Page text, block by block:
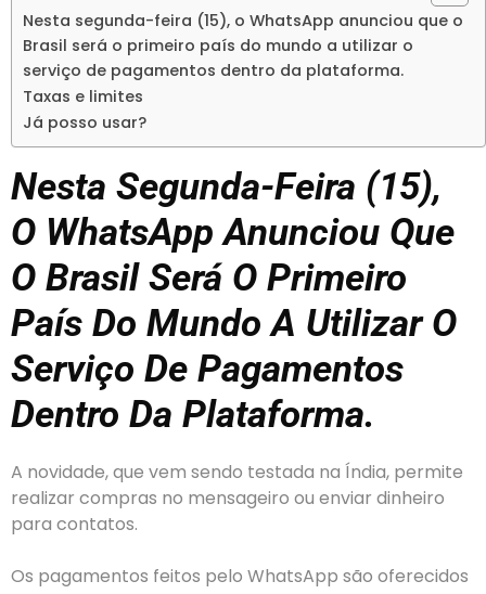
Nesta segunda-feira (15), o WhatsApp anunciou que o
Brasil será o primeiro país do mundo a utilizar o
serviço de pagamentos dentro da plataforma.
Taxas e limites
Já posso usar?
Nesta Segunda-Feira (15),
O WhatsApp Anunciou Que
O Brasil Será O Primeiro
País Do Mundo A Utilizar O
Serviço De Pagamentos
Dentro Da Plataforma.
A novidade, que vem sendo testada na Índia, permite
realizar compras no mensageiro ou enviar dinheiro
para contatos.
Os pagamentos feitos pelo WhatsApp são oferecidos